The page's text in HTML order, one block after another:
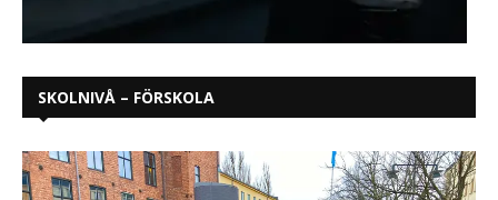
SKOLNIVÅ – FÖRSKOLA